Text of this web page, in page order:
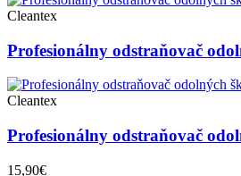
Cleantex
Profesionálny odstraňovač
Cleantex
Profesionálny odstraňovač
15,90€